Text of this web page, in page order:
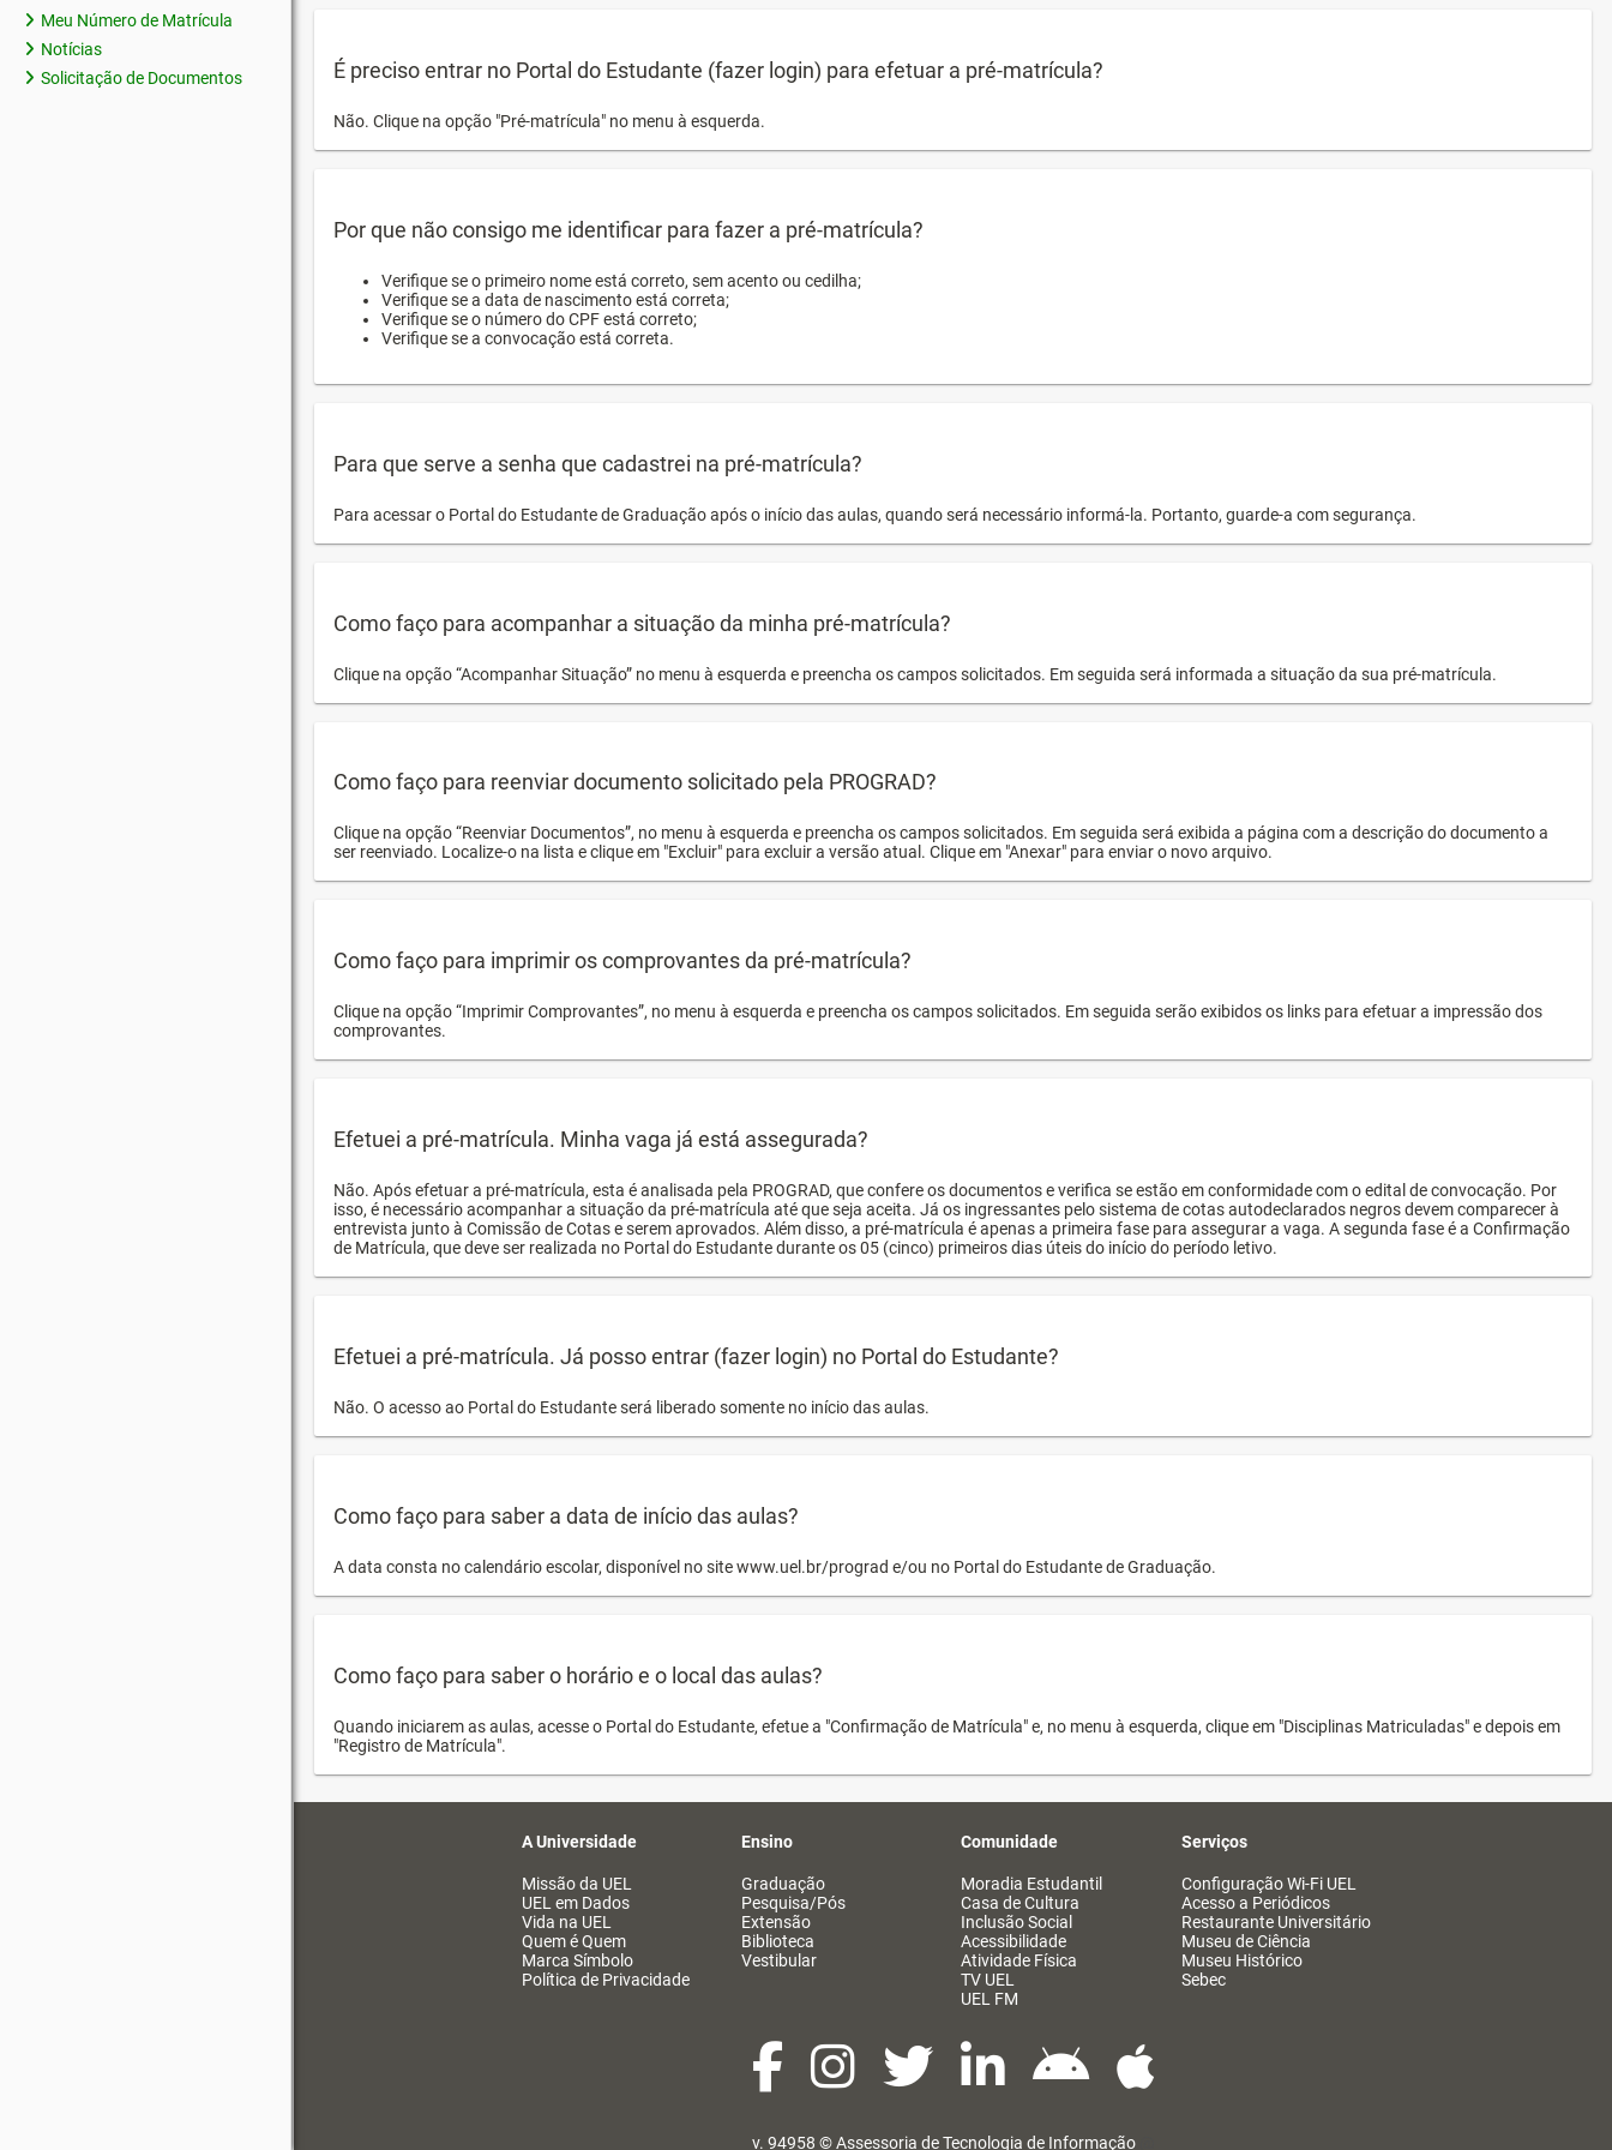
Meu Número de Matrícula
Notícias
Solicitação de Documentos
É preciso entrar no Portal do Estudante (fazer login) para efetuar a pré-matrícula?
Não. Clique na opção "Pré-matrícula" no menu à esquerda.
Por que não consigo me identificar para fazer a pré-matrícula?
Verifique se o primeiro nome está correto, sem acento ou cedilha;
Verifique se a data de nascimento está correta;
Verifique se o número do CPF está correto;
Verifique se a convocação está correta.
Para que serve a senha que cadastrei na pré-matrícula?
Para acessar o Portal do Estudante de Graduação após o início das aulas, quando será necessário informá-la. Portanto, guarde-a com segurança.
Como faço para acompanhar a situação da minha pré-matrícula?
Clique na opção “Acompanhar Situação” no menu à esquerda e preencha os campos solicitados. Em seguida será informada a situação da sua pré-matrícula.
Como faço para reenviar documento solicitado pela PROGRAD?
Clique na opção “Reenviar Documentos”, no menu à esquerda e preencha os campos solicitados. Em seguida será exibida a página com a descrição do documento a
ser reenviado. Localize-o na lista e clique em "Excluir" para excluir a versão atual. Clique em "Anexar" para enviar o novo arquivo.
Como faço para imprimir os comprovantes da pré-matrícula?
Clique na opção “Imprimir Comprovantes”, no menu à esquerda e preencha os campos solicitados. Em seguida serão exibidos os links para efetuar a impressão dos
comprovantes.
Efetuei a pré-matrícula. Minha vaga já está assegurada?
Não. Após efetuar a pré-matrícula, esta é analisada pela PROGRAD, que confere os documentos e verifica se estão em conformidade com o edital de convocação. Por
isso, é necessário acompanhar a situação da pré-matrícula até que seja aceita. Já os ingressantes pelo sistema de cotas autodeclarados negros devem comparecer à
entrevista junto à Comissão de Cotas e serem aprovados. Além disso, a pré-matrícula é apenas a primeira fase para assegurar a vaga. A segunda fase é a Confirmação
de Matrícula, que deve ser realizada no Portal do Estudante durante os 05 (cinco) primeiros dias úteis do início do período letivo.
Efetuei a pré-matrícula. Já posso entrar (fazer login) no Portal do Estudante?
Não. O acesso ao Portal do Estudante será liberado somente no início das aulas.
Como faço para saber a data de início das aulas?
A data consta no calendário escolar, disponível no site www.uel.br/prograd e/ou no Portal do Estudante de Graduação.
Como faço para saber o horário e o local das aulas?
Quando iniciarem as aulas, acesse o Portal do Estudante, efetue a "Confirmação de Matrícula" e, no menu à esquerda, clique em "Disciplinas Matriculadas" e depois em
"Registro de Matrícula".
A Universidade
Missão da UEL
UEL em Dados
Vida na UEL
Quem é Quem
Marca Símbolo
Política de Privacidade
Ensino
Graduação
Pesquisa/Pós
Extensão
Biblioteca
Vestibular
Comunidade
Moradia Estudantil
Casa de Cultura
Inclusão Social
Acessibilidade
Atividade Física
TV UEL
UEL FM
Serviços
Configuração Wi-Fi UEL
Acesso a Periódicos
Restaurante Universitário
Museu de Ciência
Museu Histórico
Sebec
v. 94958 ©Assessoria de Tecnologia de Informação